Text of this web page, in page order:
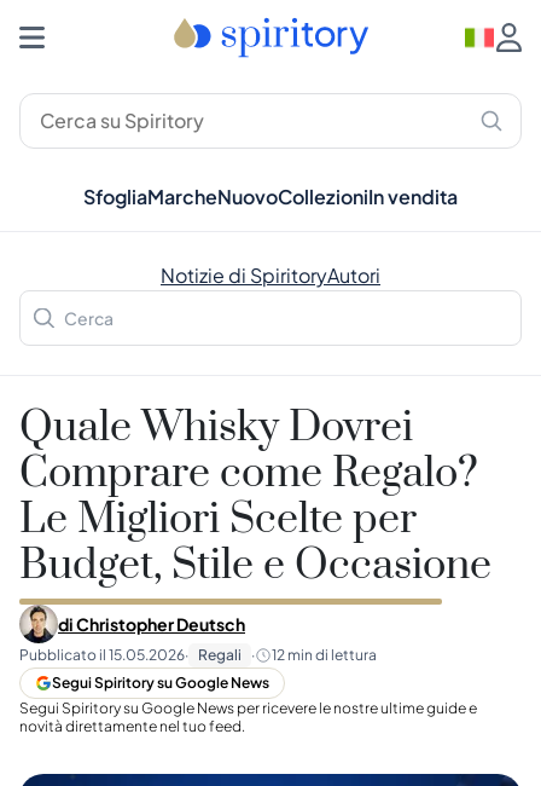
SfogliaMarcheNuovoCollezioniIn vendita
Notizie di SpiritoryAutori
Quale Whisky Dovrei
Comprare come Regalo?
Le Migliori Scelte per
Budget, Stile e Occasione
diChristopher Deutsch
Pubblicato il 15.05.2026· Regali · 12 min di lettura
Segui Spiritory su Google News
Segui Spiritory su Google News per ricevere le nostre ultime guide e
novità direttamente nel tuo feed.